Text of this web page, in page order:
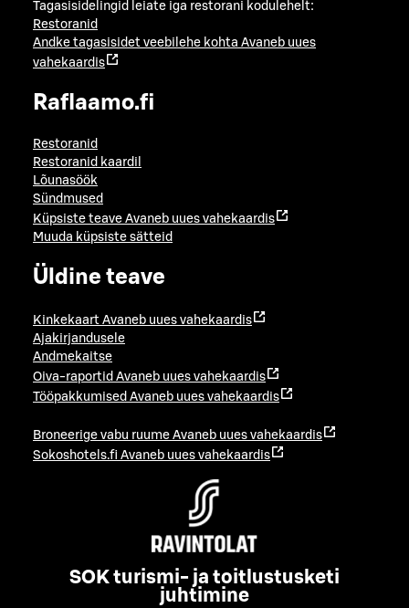
Tagasisidelingid leiate iga restorani kodulehelt:
Restoranid
Andke tagasisidet veebilehe kohta Avaneb uues
vahekaardis
Raflaamo.fi
Restoranid
Restoranid kaardil
Lõunasöök
Sündmused
Küpsiste teave Avaneb uues vahekaardis
Muuda küpsiste sätteid
Üldine teave
Kinkekaart Avaneb uues vahekaardis
Ajakirjandusele
Andmekaitse
Oiva-raportid Avaneb uues vahekaardis
Tööpakkumised Avaneb uues vahekaardis
Broneerige vabu ruume Avaneb uues vahekaardis
Sokoshotels.fi Avaneb uues vahekaardis
SOK turismi- ja toitlustusketi
juhtimine